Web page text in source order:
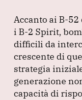
Accanto ai B-
i B-2 Spirit,
difficili da
crescente di
strategia
generazione
capacità di